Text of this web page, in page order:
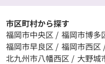
市区町村から探す
福岡市中央区 / 福岡市博多
福岡市早良区 / 福岡市西区
北九州市八幡西区 / 大野城